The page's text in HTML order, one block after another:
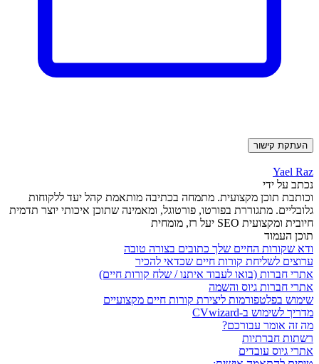
העתקת קישור
Yael Raz
נכתב על ידי
וכותבת תוכן מקצועית. מתמחה בכתיבה מותאמת קהל יעד ללקוחות
גלובליים. מתגוררת בפורטו, פורטוגל, ומאמינה שתוכן איכותי יוצר תדמית
חיובית ומקצועית SEO יעל רז, מומחית
תוכן העמוד
ודא שקורות החיים שלך כתובים בצורה טובה
ערוצים לשליחת קורות חיים שכדאי להכיר
אתרי חברות (בואו לעבוד איתנו / שלח קורות חיים)
אתרי חברות גיוס והשמה
שימוש בפלטפורמות ליצירת קורות חיים מקצועיים
מדריך לשימוש ב-CVwizard
מה זה אומר עבורכם?
רשתות חברתיות
אתרי גיוס עובדים